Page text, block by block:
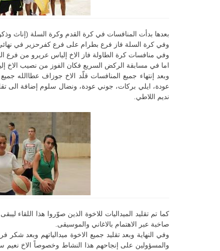
بعدها بدأت المنافسات في كرة القدم وكرة السلة (إناث
وفي كرة السلة فاز فرع بطرام على فرع كفرحزير في
وفي منافسات كرة الطاولة فاز الاخ إلياس عريرو من فرع
اما في مسابقة الركض السريع فكان الفوز من نصيب الاخ
وبعد إنتهاء جميع المنافسات قلّد الاخ جوزاف عطاالله
عودة، ايلي بركات، جوني عودة، ونضال سلوم إضافة الى
نديم اللاطي.
صاخبة عبر الاهتمام بالاغاني والموسيقى.
وفي النهاية وبعد تقليد جميع الاخوة ميدالياتهم وبعد